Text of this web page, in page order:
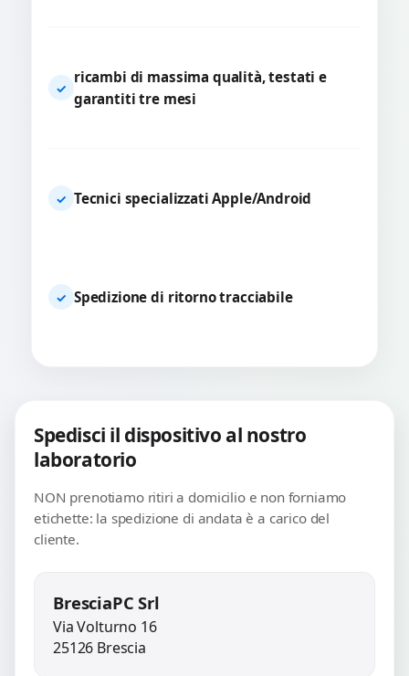
✓
ricambi di massima qualità, testati e
garantiti tre mesi
✓ Tecnici specializzati Apple/Android
✓ Spedizione di ritorno tracciabile
Spedisci il dispositivo al nostro
laboratorio
NON prenotiamo ritiri a domicilio e non forniamo
etichette: la spedizione di andata è a carico del
cliente.
BresciaPC Srl
Via Volturno 16
25126 Brescia